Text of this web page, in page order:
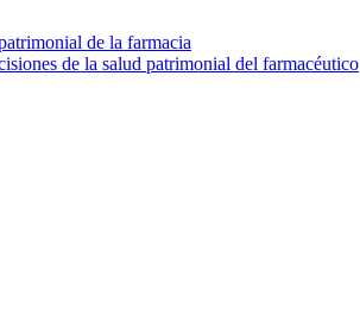
de la farmacia
de la salud patrimonial del farmacéutico